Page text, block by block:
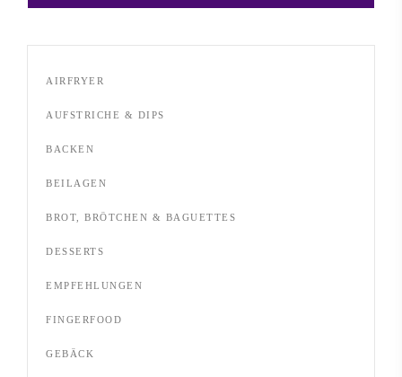
AIRFRYER
AUFSTRICHE & DIPS
BACKEN
BEILAGEN
BROT, BRÖTCHEN & BAGUETTES
DESSERTS
EMPFEHLUNGEN
FINGERFOOD
GEBÄCK